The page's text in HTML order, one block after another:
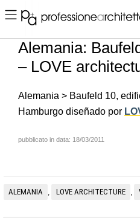
Home ▪ news ▪ es ▪ Alemania:
Alemania:
– LOVE
Alemania > Baufeld 10,
Hamburgo diseñado por
pubblicato in data: 18/03/2011
ALEMANIA , LOVE ARCHITECTURE ,